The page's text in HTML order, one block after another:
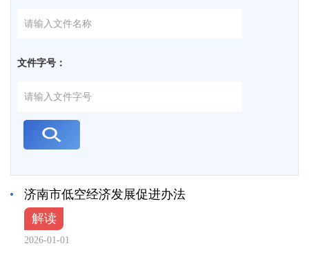
文件字号：
济南市低空经济发展促进办法
解读
2026-01-01